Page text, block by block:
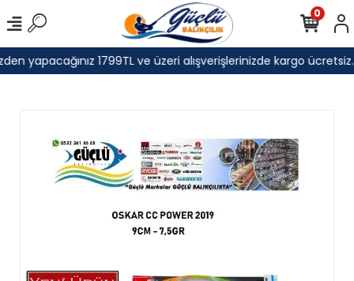
yapacağınız 1799TL ve üzeri alışverişlerinizde kargo ücretsiz.
0